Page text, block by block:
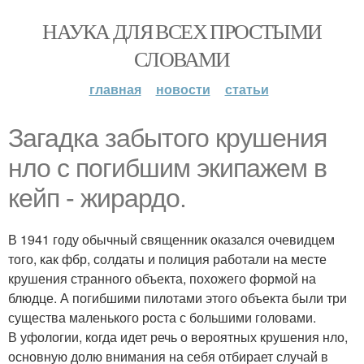
НАУКА ДЛЯ ВСЕХ ПРОСТЫМИ
СЛОВАМИ
главная новости статьи
Загадка забытого крушения
нло с погибшим экипажем в
кейп - жирардо.
В 1941 году обычный священник оказался очевидцем
того, как фбр, солдаты и полиция работали на месте
крушения странного объекта, похожего формой на
блюдце. А погибшими пилотами этого объекта были три
существа маленького роста с большими головами.
В уфологии, когда идет речь о вероятных крушения нло,
основную долю внимания на себя отбирает случай в